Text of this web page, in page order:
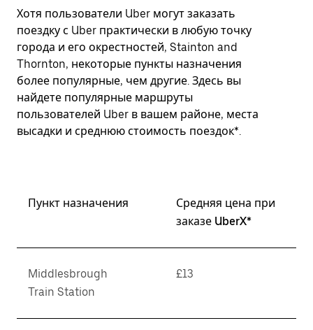
Хотя пользователи Uber могут заказать
поездку с Uber практически в любую точку
города и его окрестностей, Stainton and
Thornton, некоторые пункты назначения
более популярные, чем другие. Здесь вы
найдете популярные маршруты
пользователей Uber в вашем районе, места
высадки и среднюю стоимость поездок*.
Пункт назначения
Средняя цена при
заказе UberX*
Middlesbrough
Train Station
£13